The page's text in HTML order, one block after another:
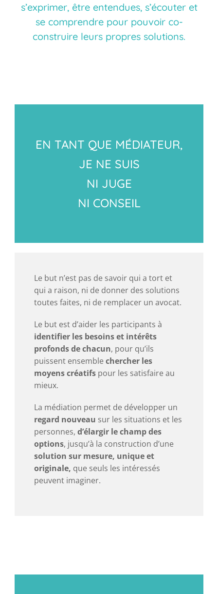
s’exprimer, être entendues, s’écouter et
se comprendre pour pouvoir co-
construire leurs propres solutions.
EN TANT QUE MÉDIATEUR,
JE NE SUIS
NI JUGE
NI CONSEIL
Le but n’est pas de savoir qui a tort et
qui a raison, ni de donner des solutions
toutes faites, ni de remplacer un avocat.
Le but est d’aider les participants à
identifier les besoins et intérêts
profonds de chacun, pour qu’ils
puissent ensemble chercher les
moyens créatifs pour les satisfaire au
mieux.
La médiation permet de développer un
regard nouveau sur les situations et les
personnes, d’élargir le champ des
options, jusqu’à la construction d’une
solution sur mesure, unique et
originale, que seuls les intéressés
peuvent imaginer.